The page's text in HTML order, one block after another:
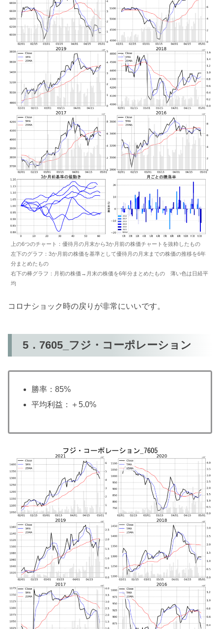
上の6つのチャート：優待月の月末から3か月前の株価チャートを抜粋したもの
左下のグラフ：3か月前の株価を基準として優待月の月末までの株価の推移を6年
分まとめたもの
右下の棒グラフ：月初の株価→月末の株価を6年分まとめたもの 薄い色は日経平
均
コロナショック時の戻りが非常にいいです。
5．7605_フジ・コーポレーション
勝率：85%
平均利益：＋5.0%